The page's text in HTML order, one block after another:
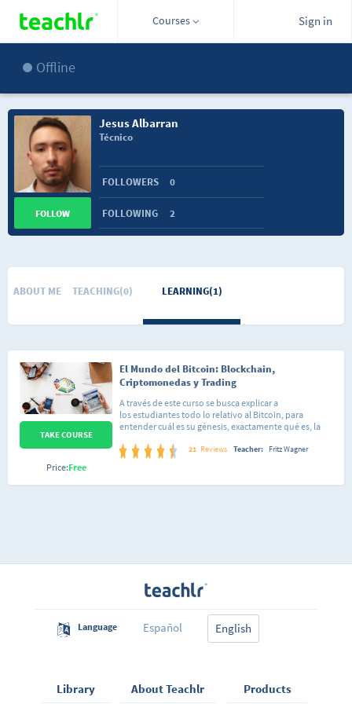
Courses Sign in
Offline
Jesus Albarran
Técnico
FOLLOWERS 0
FOLLOWING 2
FOLLOW
ABOUT ME TEACHING(0) LEARNING(1)
El Mundo del Bitcoin: Blockchain,
Criptomonedas y Trading
A través de este curso se busca explicar a
los estudiantes todo lo relativo al Bitcoin, para
entender cuál es su génesis, exactamente qué es, la
como puede ser usado por el ciudadano común en un
entorno que se ha ido modernizando y creando
dirigido a todos aquellos interesados en continuar
herramientas para la valoración de las criptomonedas
desde el punto de vista técnico y fundamental.Para
contactar conmigo y aprender mas, pueden preguntar
21 Reviews Teacher: Fritz Wagner
TAKE COURSE
Price:Free
Language Español English
Library About Teachlr Products